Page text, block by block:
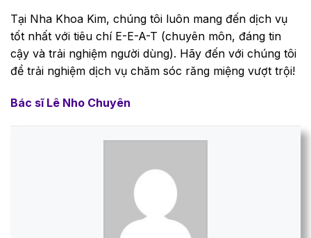
Tại Nha Khoa Kim, chúng tôi luôn mang đến dịch vụ
tốt nhất với tiêu chí E-E-A-T (chuyên môn, đáng tin
cậy và trải nghiệm người dùng). Hãy đến với chúng tôi
để trải nghiệm dịch vụ chăm sóc răng miệng vượt trội!
Bác sĩ Lê Nho Chuyên